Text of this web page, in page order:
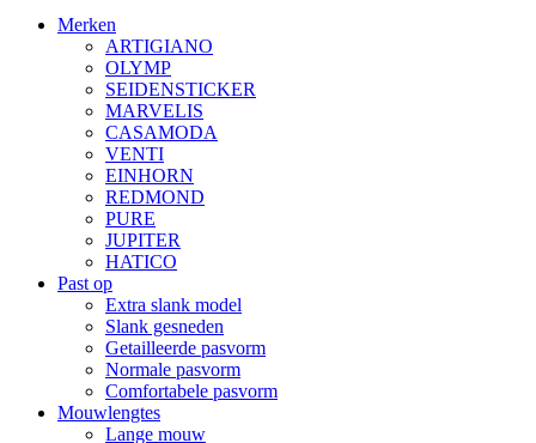
Merken
ARTIGIANO
OLYMP
SEIDENSTICKER
MARVELIS
CASAMODA
VENTI
EINHORN
REDMOND
PURE
JUPITER
HATICO
Past op
Extra slank model
Slank gesneden
Getailleerde pasvorm
Normale pasvorm
Comfortabele pasvorm
Mouwlengtes
Lange mouw